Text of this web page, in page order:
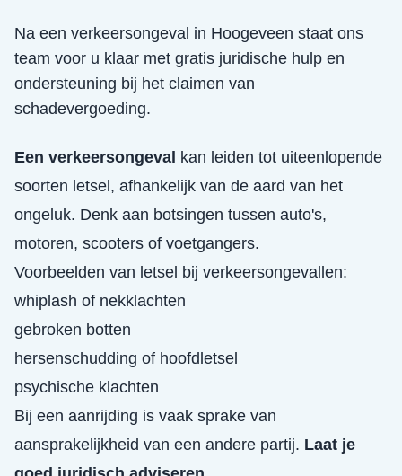
Na een verkeersongeval in Hoogeveen staat ons
team voor u klaar met gratis juridische hulp en
ondersteuning bij het claimen van
schadevergoeding.
Een verkeersongeval kan leiden tot uiteenlopende
soorten letsel, afhankelijk van de aard van het
ongeluk. Denk aan botsingen tussen auto's,
motoren, scooters of voetgangers.
Voorbeelden van letsel bij verkeersongevallen:
whiplash of nekklachten
gebroken botten
hersenschudding of hoofdletsel
psychische klachten
Bij een aanrijding is vaak sprake van
aansprakelijkheid van een andere partij. Laat je